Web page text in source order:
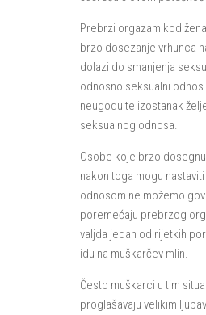
Prebrzi orgazam kod
brzo dosezanje vrhunca
dolazi do smanjenja
odnosno seksualni odnos
neugodu te izostanak
seksualnog odnosa.
Osobe koje brzo
nakon toga mogu
odnosom ne možemo
poremećaju prebrzog
valjda jedan od rijetkih
idu na muškarčev mlin.
Često muškarci u tim
proglašavaju velikim